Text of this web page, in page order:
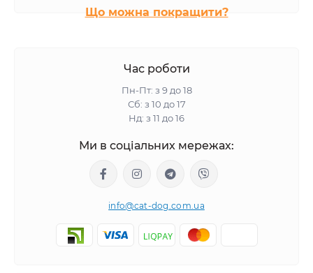
Що можна покращити?
Час роботи
Пн-Пт: з 9 до 18
Сб: з 10 до 17
Нд: з 11 до 16
Ми в соціальних мережах:
info@cat-dog.com.ua